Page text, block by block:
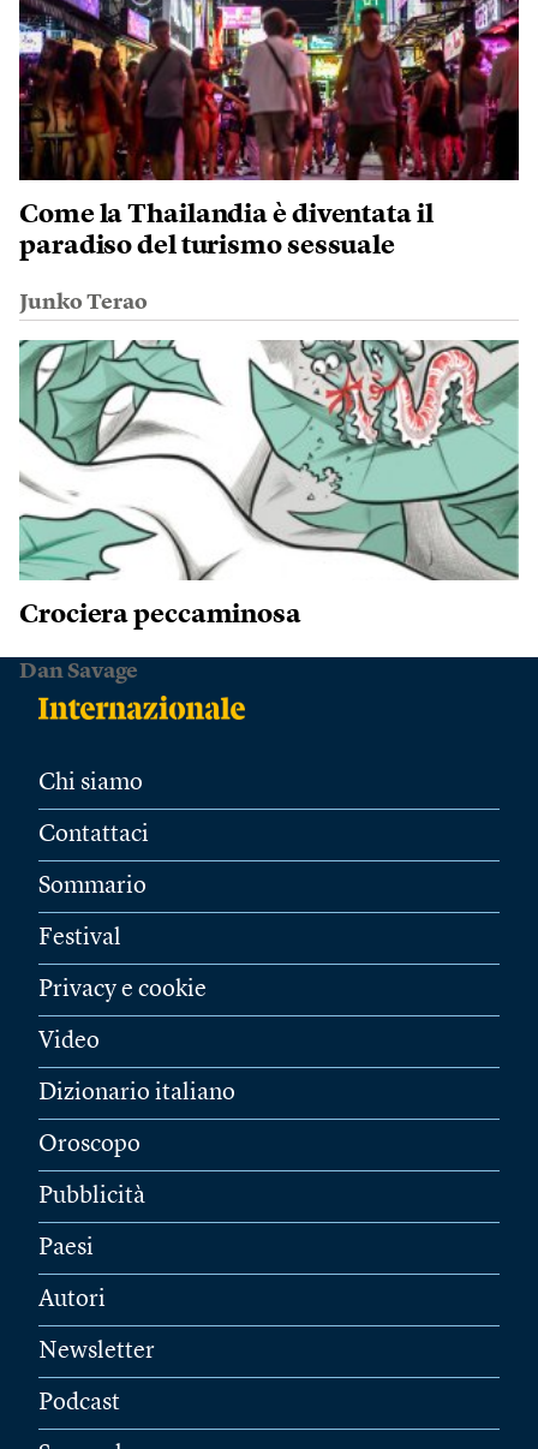
Come la Thailandia è diventata il
paradiso del turismo sessuale
Junko Terao
Crociera peccaminosa
Dan Savage
Chi siamo
Contattaci
Sommario
Festival
Privacy e cookie
Video
Dizionario italiano
Oroscopo
Pubblicità
Paesi
Autori
Newsletter
Podcast